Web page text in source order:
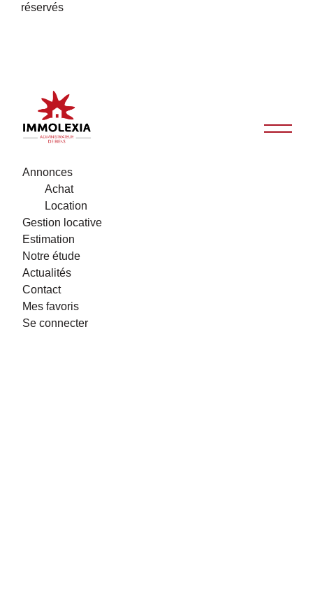
réservés
Annonces
Achat
Location
Gestion locative
Estimation
Notre étude
Actualités
Contact
Mes favoris
Se connecter